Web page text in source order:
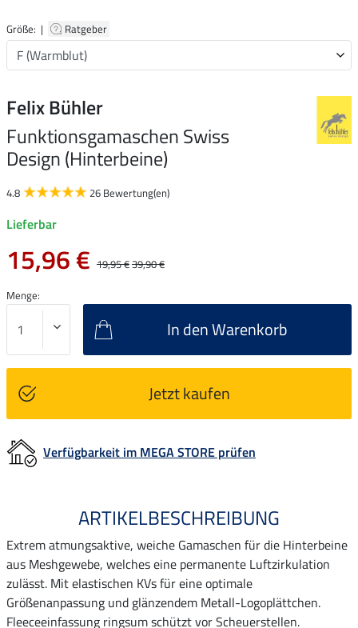
Größe: | Ratgeber
Felix Bühler
Funktionsgamaschen Swiss
Design (Hinterbeine)
4.8 26 Bewertung(en)
Lieferbar
15,96 € 19,95 €39,90 €
Menge:
In den Warenkorb
Jetzt kaufen
Verfügbarkeit im MEGA STORE prüfen
ARTIKELBESCHREIBUNG
Extrem atmungsaktive, weiche Gamaschen für die Hinterbeine
aus Meshgewebe, welches eine permanente Luftzirkulation
zulässt. Mit elastischen KVs für eine optimale
Größenanpassung und glänzendem Metall-Logoplättchen.
Fleeceeinfassung ringsum schützt vor Scheuerstellen.